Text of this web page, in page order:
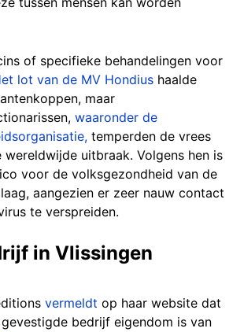
of specifieke behandelingen voor
lot van de MV Hondius haalde
maar
waaronder de
temperden de vrees
uitbraak. Volgens hen is
voor de volksgezondheid van de
aangezien er zeer nauw contact
te verspreiden.
in Vlissingen
vermeldt op haar website dat
bedrijf eigendom is van